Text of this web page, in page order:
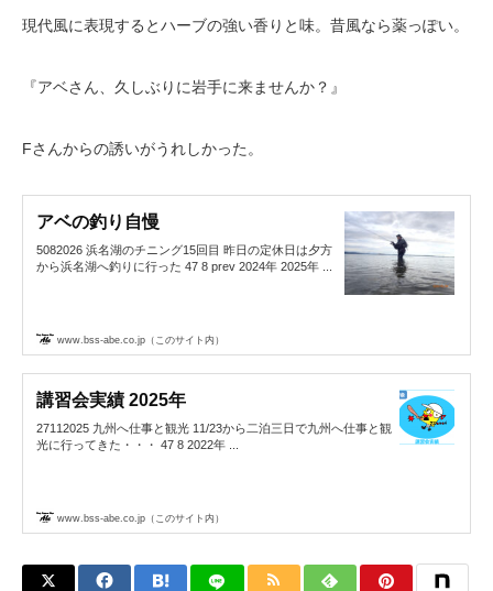
現代風に表現するとハーブの強い香りと味。昔風なら薬っぽい。
『アベさん、久しぶりに岩手に来ませんか？』
Fさんからの誘いがうれしかった。
アベの釣り自慢
5082026 浜名湖のチニング15回目 昨日の定休日は夕方
から浜名湖へ釣りに行った 47 8 prev 2024年 2025年 ...
www.bss-abe.co.jp（このサイト内）
講習会実績 2025年
27112025 九州へ仕事と観光 11/23から二泊三日で九州へ仕事と観
光に行ってきた・・・ 47 8 2022年 ...
www.bss-abe.co.jp（このサイト内）